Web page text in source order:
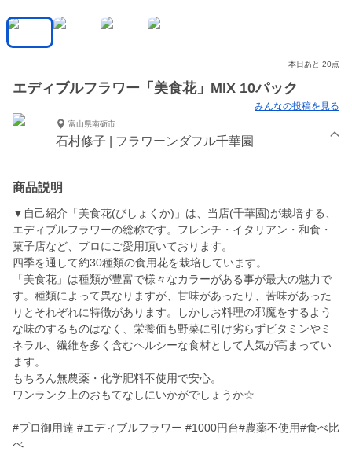
本日あと 20点
エディブルフラワー「美食花」MIX 10パック
みんなの投稿を見る
富山県南砺市
石村修子 | フラワーンダフル千華園
商品説明
▼自己紹介「美食花(びしょくか)」は、当店(千華園)が栽培する、
エディブルフラワーの総称です。フレンチ・イタリアン・和食・
菓子店など、プロにご愛用頂いております。
四季を通して約30種類の食用花を栽培しています。
「美食花」は種類が豊富で様々なカラーがある事が最大の魅力で
す。種類によって異なりますが、甘味があったり、苦味があった
りとそれぞれに特徴があります。しかしお料理の邪魔をするよう
な味のするものはなく、栄養価も野菜に引け劣らずビタミンやミ
ネラル、繊維を多く含むヘルシーな食材として人気が高まってい
ます。
もちろん無農薬・化学肥料不使用で安心。
ワンランク上のおもてなしにいかがでしょうか☆
#プロ御用達 #エディブルフラワー #1000円台#農薬不使用#食べ比
べ